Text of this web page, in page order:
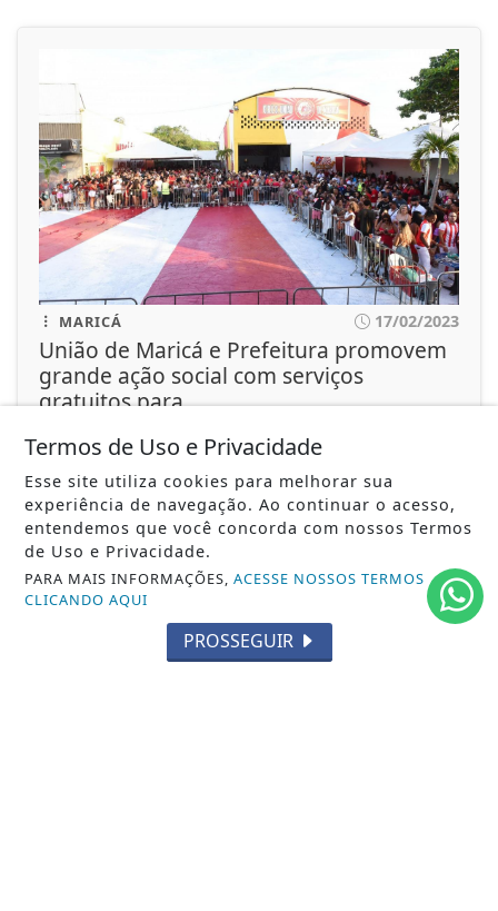
MARICÁ 17/02/2023
União de Maricá e Prefeitura promovem
grande ação social com serviços
gratuitos para...
escola, e oferecerá atendimentos...
ACESSAR
FERAS DO SAMBANAS REDES SOCIAIS
Termos de Uso e Privacidade
Esse site utiliza cookies para melhorar sua
experiência de navegação. Ao continuar o acesso,
entendemos que você concorda com nossos Termos
de Uso e Privacidade.
PARA MAIS INFORMAÇÕES,ACESSE NOSSOS TERMOS
CLICANDO AQUI
PROSSEGUIR